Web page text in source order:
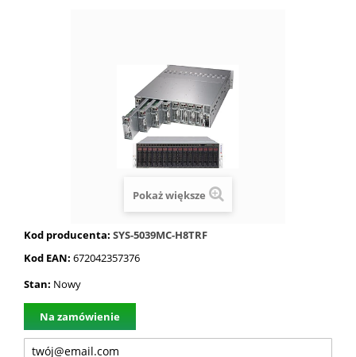
Pokaż większe
Kod producenta: SYS-5039MC-H8TRF
Kod EAN: 672042357376
Stan: Nowy
Na zamówienie